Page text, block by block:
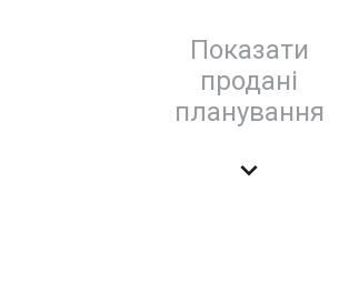
Показати
продані
планування
